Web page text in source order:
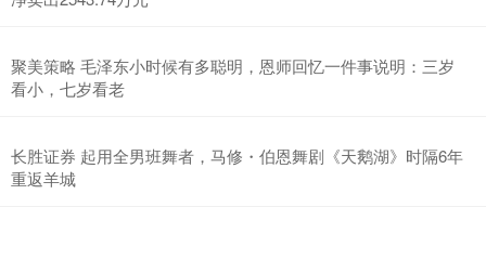
聚美策略 毛泽东小时候有多聪明，恩师回忆一件事说明：三岁
看小，七岁看老
长胜证券 起用全男班舞者，马修・伯恩舞剧《天鹅湖》时隔6年
重返羊城